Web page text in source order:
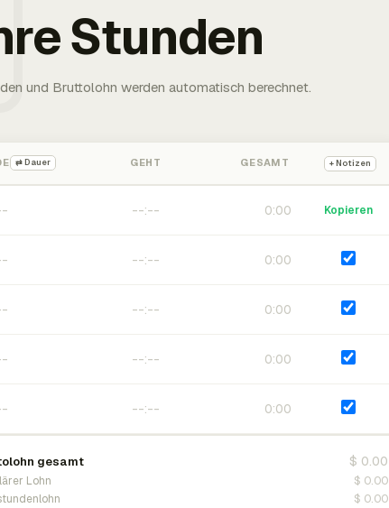
Stunden
und Bruttolohn werden automatisch berechnet.
⇄ Dauer GEHT GESAMT + Notizen
0:00 Kopieren
0:00
0:00
0:00
0:00
gesamt $ 0.00
Lohn $ 0.00
$ 0.00